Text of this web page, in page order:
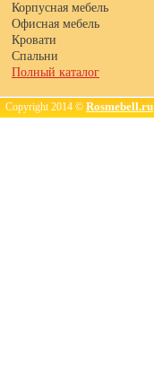
Корпусная мебель
Офисная мебель
Кровати
Спальни
Полный каталог
Copyright 2014 © Rosmebell.ru